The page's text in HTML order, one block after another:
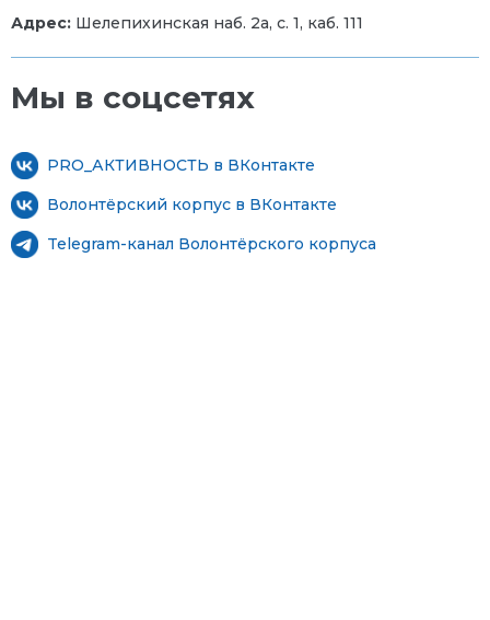
Адрес: Шелепихинская наб. 2а, с. 1, каб. 111
Мы в соцсетях
PRO_АКТИВНОСТЬ в ВКонтакте
Волонтёрский корпус в ВКонтакте
Telegram-канал Волонтёрского корпуса